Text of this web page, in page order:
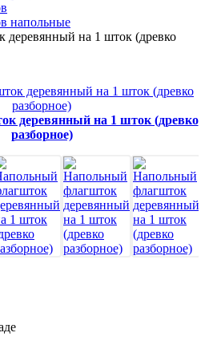
и
напольные
деревянный на 1 шток (древко
деревянный на 1 шток (древко
разборное)